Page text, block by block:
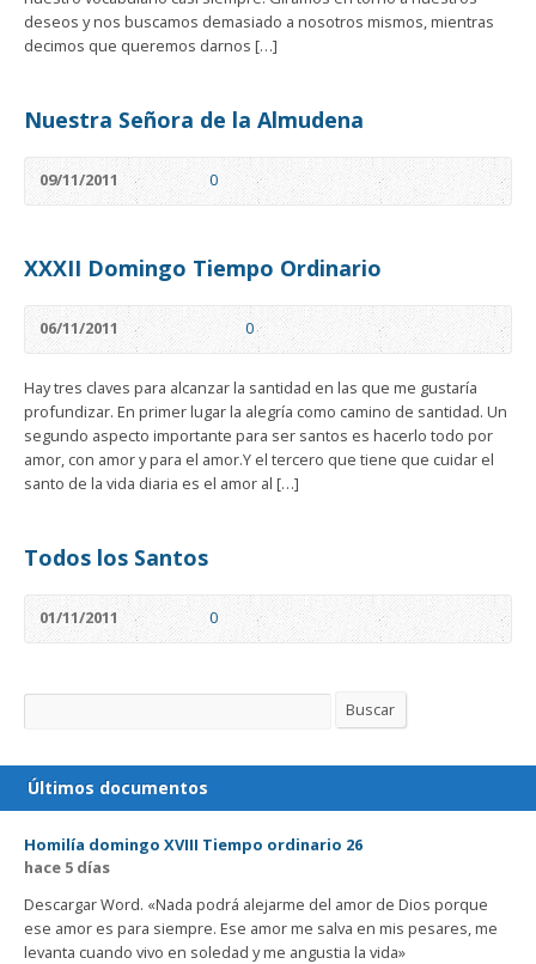
deseos y nos buscamos demasiado a nosotros mismos, mientras
decimos que queremos darnos […]
Nuestra Señora de la Almudena
09/11/2011 0
XXXII Domingo Tiempo Ordinario
06/11/2011 0
Hay tres claves para alcanzar la santidad en las que me gustaría
profundizar. En primer lugar la alegría como camino de santidad. Un
segundo aspecto importante para ser santos es hacerlo todo por
amor, con amor y para el amor.Y el tercero que tiene que cuidar el
santo de la vida diaria es el amor al […]
Todos los Santos
01/11/2011 0
Buscar Buscar
Últimos documentos
Homilía domingo XVIII Tiempo ordinario 26
hace 5 días
Descargar Word. «Nada podrá alejarme del amor de Dios porque
ese amor es para siempre. Ese amor me salva en mis pesares, me
levanta cuando vivo en soledad y me angustia la vida»